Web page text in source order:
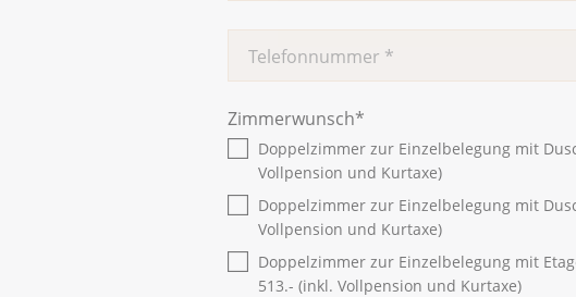
Zimmerwunsch*
Doppelzimmer zur Einzelbelegung mit
Vollpension und Kurtaxe)
Doppelzimmer zur Einzelbelegung mit
Vollpension und Kurtaxe)
Doppelzimmer zur Einzelbelegung mit
513.- (inkl. Vollpension und Kurtaxe)